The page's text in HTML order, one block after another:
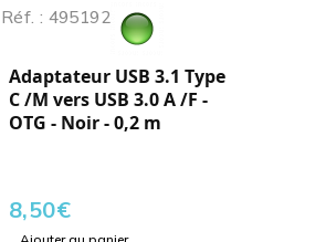
Réf. : 495192
Adaptateur USB 3.1 Type
C /M vers USB 3.0 A /F -
OTG - Noir - 0,2 m
8,50€